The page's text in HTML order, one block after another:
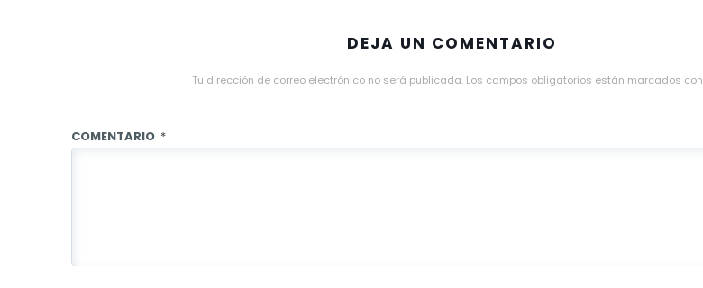
DEJA UN COMENTARIO
Tu dirección de correo electrónico no será publicada. Los campos obligatorios están marcados con
COMENTARIO *